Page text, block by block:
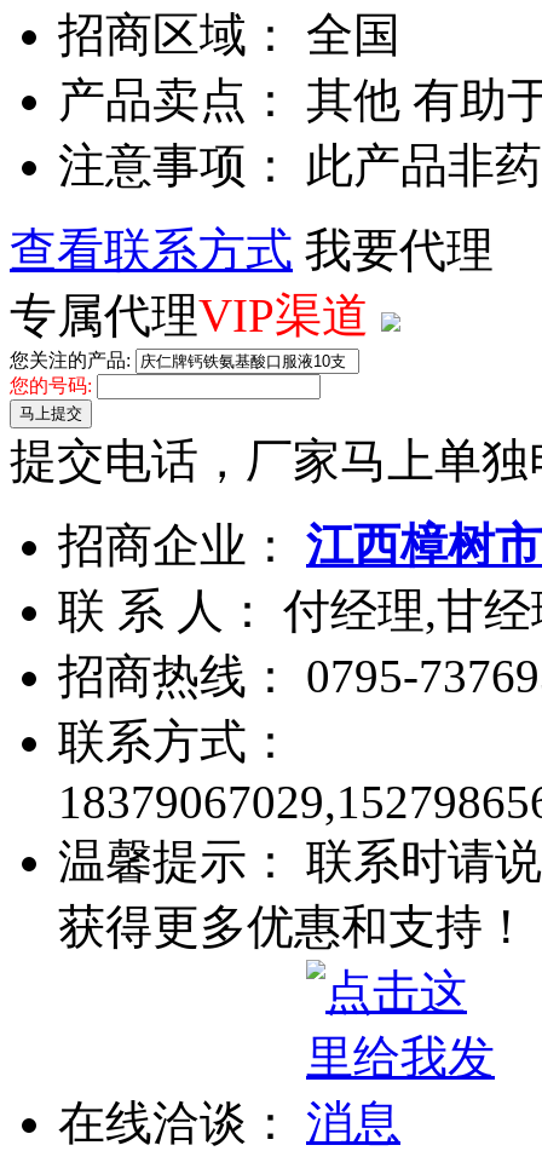
招商区域： 全国
产品卖点： 其他 有助
注意事项： 此产品非
查看联系方式 我要代理
专属代理VIP渠道
您关注的产品:
您的号码:
马上提交
提交电话，厂家马上单
招商企业： 江西樟树
联 系 人： 付经理,甘
招商热线： 0795-
联系方式：
温馨提示： 联系时请
获得更多优惠和支持！
在线洽谈：